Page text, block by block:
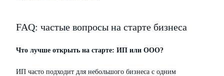
FAQ: частые вопросы на старте бизнеса
Что лучше открыть на старте: ИП или ООО?
ИП часто подходит для небольшого бизнеса с одним